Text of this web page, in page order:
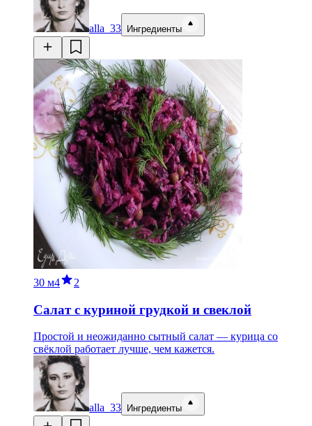
alla_33 Ингредиенты
30 м4 2
Салат с куриной грудкой и свеклой
Простой и неожиданно сытный салат — курица со
свёклой работает лучше, чем кажется.
alla_33 Ингредиенты